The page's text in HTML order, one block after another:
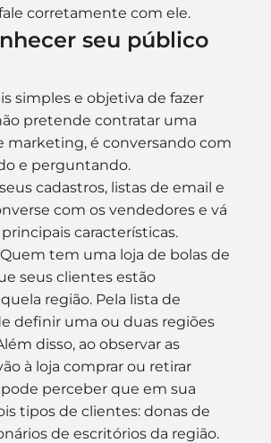
corretamente com ele.
seu público
simples e objetiva de fazer
pretende contratar uma
marketing, é conversando com
e perguntando.
cadastros, listas de email e
com os vendedores e vá
características.
tem uma loja de bolas de
seus clientes estão
região. Pela lista de
definir uma ou duas regiões
disso, ao observar as
à loja comprar ou retirar
perceber que em sua
tipos de clientes: donas de
de escritórios da região.